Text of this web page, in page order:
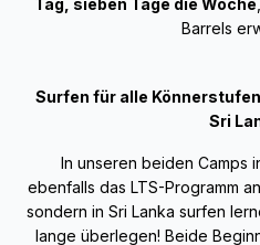
Barrels
Surfen für alle
Sri
In unseren beiden Camps
ebenfalls das LTS-Programm
sondern in Sri Lanka surfen
lange überlegen! Beide